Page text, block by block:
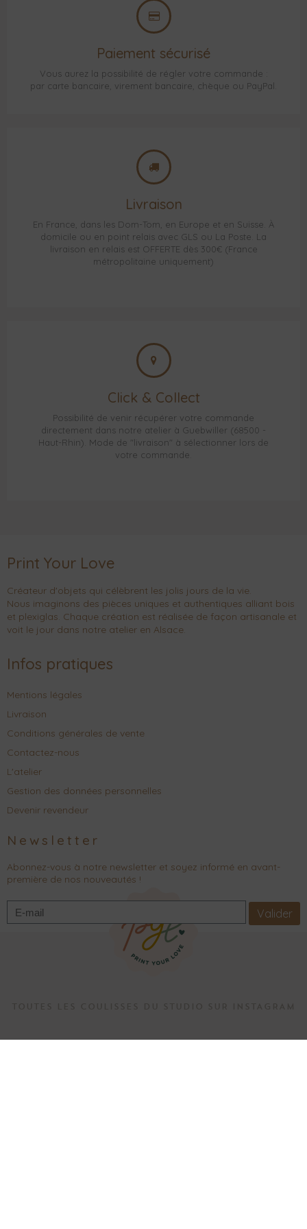
Paiement sécurisé
Vous aurez la possibilité de régler votre commande :
par carte bancaire, virement bancaire, chèque ou PayPal.
Livraison
En France, dans les Dom-Tom, en Europe et en Suisse. À
domicile ou en point relais avec GLS ou La Poste. La
livraison en relais est OFFERTE dès 300€ (France
métropolitaine uniquement)
Click & Collect
Possibilité de venir récupérer votre commande
directement dans notre atelier à Guebwiller (68500 -
Haut-Rhin). Mode de "livraison" à sélectionner lors de
votre commande.
Print Your Love
Créateur d'objets qui célèbrent les jolis jours de la vie.
Nous imaginons des pièces uniques et authentiques alliant bois
et plexiglas. Chaque création est réalisée de façon artisanale et
voit le jour dans notre atelier en Alsace.
Infos pratiques
Mentions légales
Livraison
Conditions générales de vente
Contactez-nous
L'atelier
Gestion des données personnelles
Devenir revendeur
Newsletter
Abonnez-vous à notre newsletter et soyez informé en avant-
première de nos nouveautés !
Valider